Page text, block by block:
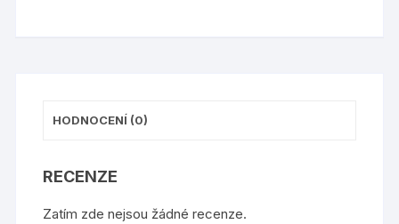
HODNOCENÍ (0)
RECENZE
Zatím zde nejsou žádné recenze.